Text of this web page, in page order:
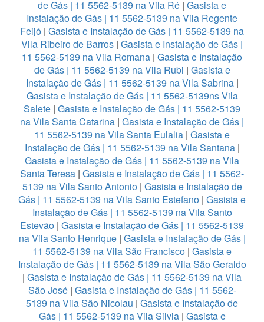
de Gás | 11 5562-5139 na Vila Ré | Gasista e
Instalação de Gás | 11 5562-5139 na Vila Regente
Feijó | Gasista e Instalação de Gás | 11 5562-5139 na
Vila Ribeiro de Barros | Gasista e Instalação de Gás |
11 5562-5139 na Vila Romana | Gasista e Instalação
de Gás | 11 5562-5139 na Vila Rubi | Gasista e
Instalação de Gás | 11 5562-5139 na Vila Sabrina|
Gasista e Instalação de Gás | 11 5562-5139ns Vila
Salete | Gasista e Instalação de Gás | 11 5562-5139
na Vila Santa Catarina | Gasista e Instalação de Gás |
11 5562-5139 na Vila Santa Eulalia | Gasista e
Instalação de Gás | 11 5562-5139 na Vila Santana|
Gasista e Instalação de Gás | 11 5562-5139 na Vila
Santa Teresa | Gasista e Instalação de Gás | 11 5562-
5139 na Vila Santo Antonio| Gasista e Instalação de
Gás | 11 5562-5139 na Vila Santo Estefano | Gasista e
Instalação de Gás | 11 5562-5139 na Vila Santo
Estevão | Gasista e Instalação de Gás | 11 5562-5139
na Vila Santo Henrique| Gasista e Instalação de Gás |
11 5562-5139 na Vila São Francisco | Gasista e
Instalação de Gás | 11 5562-5139 na Vila São Geraldo
| Gasista e Instalação de Gás | 11 5562-5139 na Vila
São José| Gasista e Instalação de Gás | 11 5562-
5139 na Vila São Nicolau | Gasista e Instalação de
Gás | 11 5562-5139 na Vila Silvia| Gasista e